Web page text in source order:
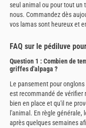
seul animal ou pour tout un
nous. Commandez dès
vos lamas sont heureux et
FAQ sur le pédiluve
Question 1 : Combien de
griffes d'alpaga ?
Le pansement pour
est recommandé de
bien en place et qu'il ne
l'animal. En règle générale,
après quelques semaines